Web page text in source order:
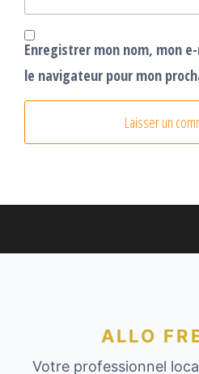
Enregistrer mon nom, mon
le navigateur pour mon
ALLO
Votre professionnel